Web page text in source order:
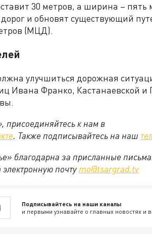
30 метров, а ширина – пять
и обновят существующий
(МЦД).
улучшиться дорожная
Ивана Франко, Кастанаевской и
присоединяйтесь к нам в
. Также подписывайтесь на наш
благодарна за присланные
почту mo@tsargrad.tv
Подписывайтесь на наши каналы
и первыми узнавайте о главных новостях и